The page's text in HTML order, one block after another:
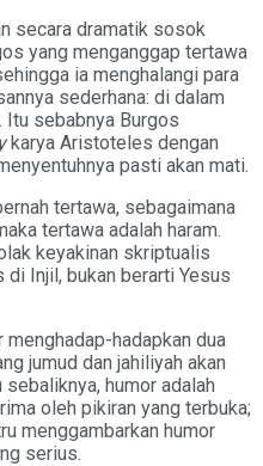
secara dramatik sosok
yang menganggap tertawa
ia menghalangi para
sederhana: di dalam
Itu sebabnya Burgos
karya Aristoteles dengan
pasti akan mati.
tertawa, sebagaimana
tertawa adalah haram.
keyakinan skriptualis
Injil, bukan berarti Yesus
hadapkan dua
jumud dan jahiliyah akan
humor adalah
oleh pikiran yang terbuka;
menggambarkan humor
serius.